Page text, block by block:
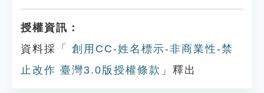
授權資訊：
資料採「
創用CC-姓名標示-非商業性-禁
止改作 臺灣3.0版授權條款 」釋出